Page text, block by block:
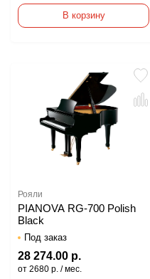
В корзину
Рояли
PIANOVA RG-700 Polish
Black
Под заказ
28 274.00 р.
от 2680 р. / мес.